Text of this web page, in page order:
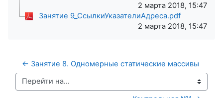
2 марта 2018, 15:47
Занятие 9_СсылкиУказателиАдреса.pdf
2 марта 2018, 15:47
← Занятие 8. Одномерные статические массивы
Перейти на...